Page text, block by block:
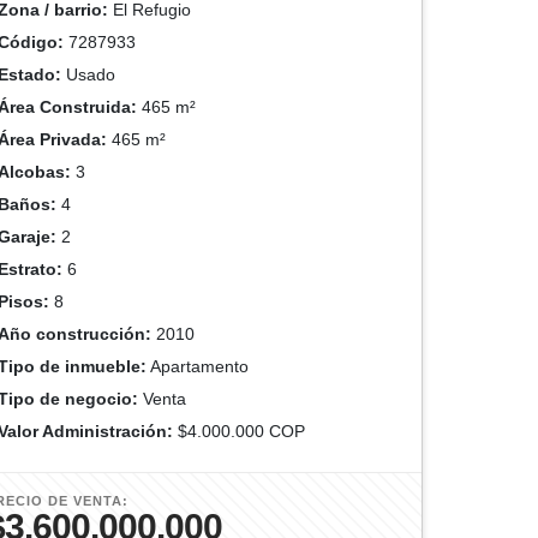
/ barrio: El Refugio
7287933
Usado
Construida: 465 m²
Privada: 465 m²
3
4
2
6
8
construcción: 2010
de inmueble: Apartamento
de negocio: Venta
Administración: $4.000.000 COP
DE VENTA: